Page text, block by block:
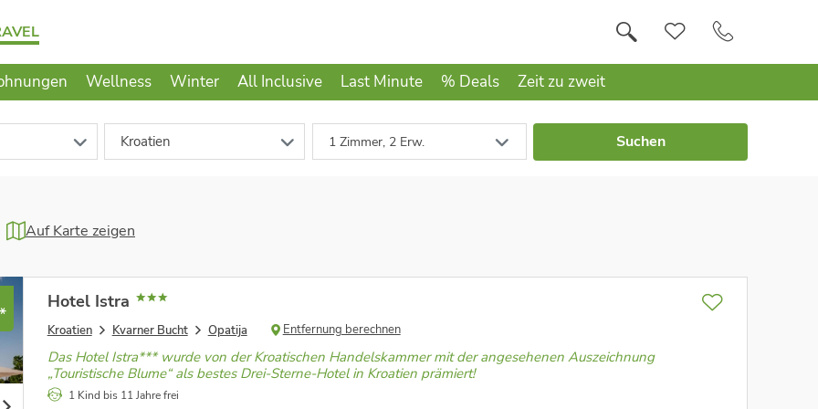
Wellness Winter All Inclusive Last Minute % Deals Zeit zu zweit
Kroatien 1 Zimmer, 2 Erw. Suchen
Auf Karte zeigen
*
Hotel Istra
Kroatien Kvarner Bucht Opatija Entfernung berechnen
Das Hotel Istra*** wurde von der Kroatischen Handelskammer mit der angesehenen Auszeichnung
„Touristische Blume“ als bestes Drei-Sterne-Hotel in Kroatien prämiert!
1 Kind bis 11 Jahre frei